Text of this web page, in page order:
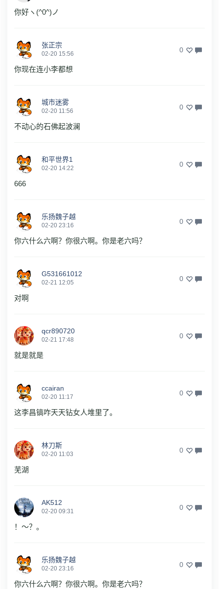
你好ヽ(^0^)ノ
张正宗
02-20 15:56 0
你现在连小李都想
城市迷雾
02-20 11:56 0
不动心的石佛起波澜
和平世界1
02-20 14:22 0
666
乐扬魏子越
02-20 23:16 0
你六什么六啊？你很六啊。你是老六吗？
G531661012
02-21 12:05 0
对啊
qcr890720
02-21 17:48 0
就是就是
ccairan
02-20 11:17 0
这李昌镐咋天天钻女人堆里了。
林刀斯
02-20 11:03 0
芜湖
AK512
02-20 09:31 0
！～？。
乐扬魏子越
02-20 23:16 0
你六什么六啊？你很六啊。你是老六吗？